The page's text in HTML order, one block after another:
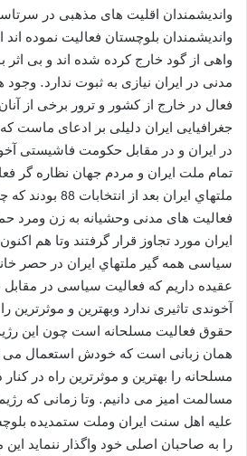
واندیشمندان اقلیت های مذهبی در
واندیشمندان بلوچستان فعالیت نموده اند
واهی از گود خارج کرده شده اند و بی
مدنی در ایران نیازی به ثبوت ندارد. وجود
فعال در خارج از کشور و ترور برخی از
جغرافیایی ایران دلیلی بر ادعای ماست
در ایران و در مقابل حکومت فاشیستی
تمام ملت ایران و مردم جهان نظاره گر
ملتهاي ایران بعد
فعالیت های مدنی وحشیانه به زن ومرد
ایران مورد تجاوز قرار گرفتند وتا هم
سیاسی همه گیر ملتهاي ایران در حصر
عقیده داریم که فعالیت سیاسی در
آخوندی تاثیری ندارد وبهترین و موثرترین
حقوق فعالیت مسلحانه است چون این
همان زبانی است که خودش استعمال می
مسلحانه را بهترین و موثرترین راه در
مسالمت امیز می دانیم. وتا زمانی که
علیه اهل سنت ایران وملت ستمدیده
را به صاحبان اصلی خود واگذار ننماید این